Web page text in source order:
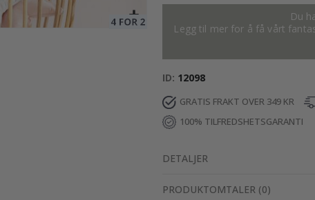
Du
Legg til mer for å få vårt
ID 12098
GRATIS FRAKT OVER 349 KR
100% TILFREDSHETSGARANTI
DETALJER
PRODUKTOMTALER (0)